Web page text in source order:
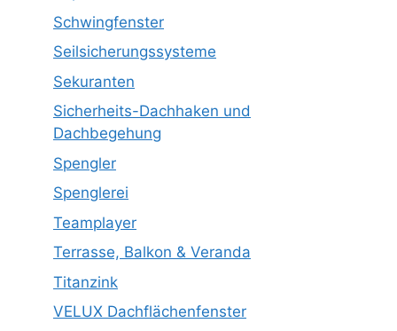
Schwingfenster
Seilsicherungssysteme
Sekuranten
Sicherheits-Dachhaken und
Dachbegehung
Spengler
Spenglerei
Teamplayer
Terrasse, Balkon & Veranda
Titanzink
VELUX Dachflächenfenster